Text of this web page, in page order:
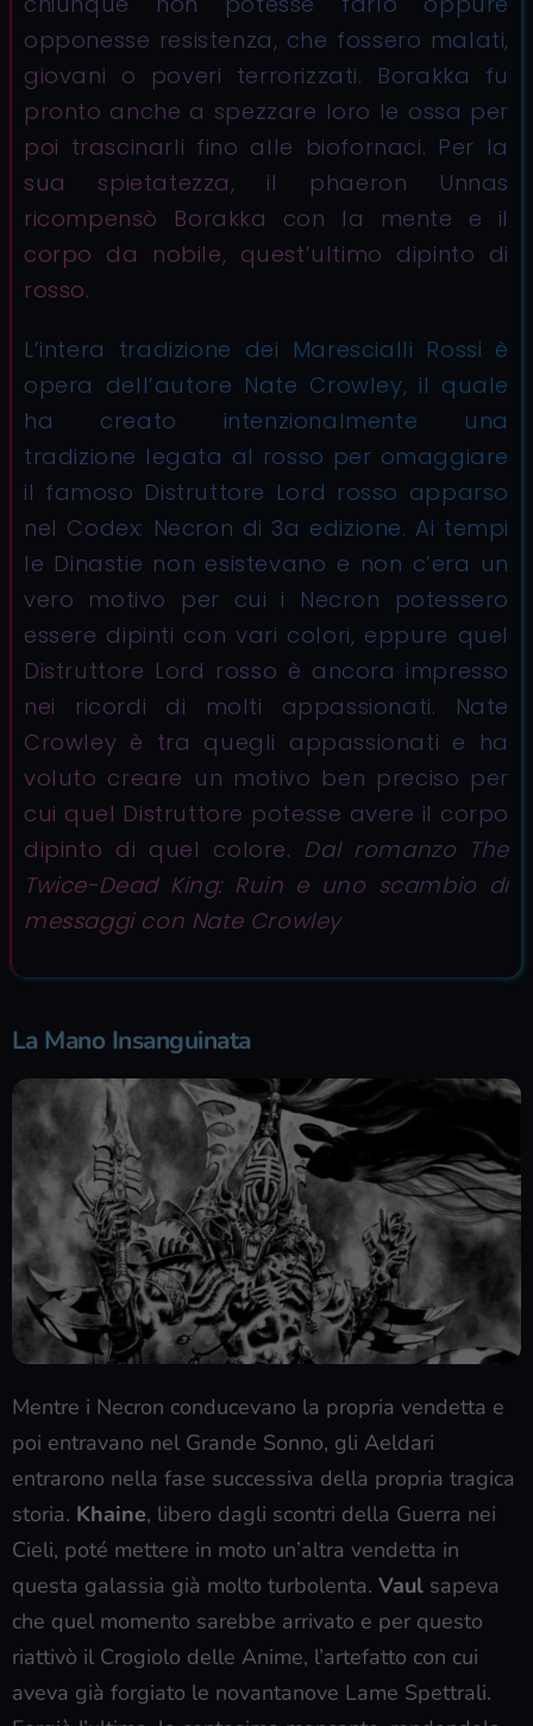
opponesse resistenza, che fossero malati,
giovani o poveri terrorizzati. Borakka fu
pronto anche a spezzare loro le ossa per
poi trascinarli fino alle biofornaci. Per la
sua spietatezza, il phaeron Unnas
ricompensò Borakka con la mente e il
corpo da nobile, quest’ultimo dipinto di
rosso.
L’intera tradizione dei Marescialli Rossi è
opera dell’autore Nate Crowley, il quale
ha creato intenzionalmente una
tradizione legata al rosso per omaggiare
il famoso Distruttore Lord rosso apparso
nel Codex: Necron di 3a edizione. Ai tempi
le Dinastie non esistevano e non c’era un
vero motivo per cui i Necron potessero
essere dipinti con vari colori, eppure quel
Distruttore Lord rosso è ancora impresso
nei ricordi di molti appassionati. Nate
Crowley è tra quegli appassionati e ha
voluto creare un motivo ben preciso per
cui quel Distruttore potesse avere il corpo
dipinto di quel colore. Dal romanzo The
Twice-Dead King: Ruin e uno scambio di
messaggi con Nate Crowley
La Mano Insanguinata
Mentre i Necron conducevano la propria vendetta e
poi entravano nel Grande Sonno, gli Aeldari
entrarono nella fase successiva della propria tragica
storia. Khaine, libero dagli scontri della Guerra nei
Cieli, poté mettere in moto un’altra vendetta in
questa galassia già molto turbolenta. Vaul sapeva
che quel momento sarebbe arrivato e per questo
riattivò il Crogiolo delle Anime, l’artefatto con cui
aveva già forgiato le novantanove Lame Spettrali.